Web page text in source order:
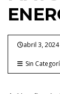
abril 3, 2024
Sin